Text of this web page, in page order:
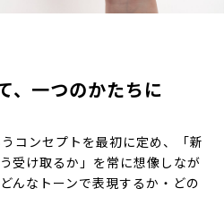
、一つのかたちに
コンセプトを最初に定め、「新
受け取るか」を常に想像しなが
んなトーンで表現するか・どの